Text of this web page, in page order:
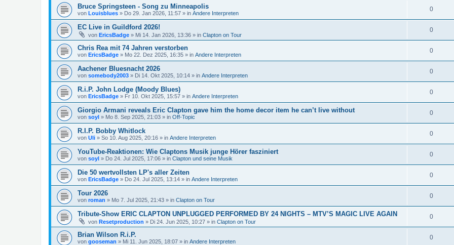
Bruce Springsteen - Song zu Minneapolis
von Louisblues » Do 29. Jan 2026, 11:57 » in Andere Interpreten
0
EC Live in Guildford 2026!
von EricsBadge » Mi 14. Jan 2026, 13:36 » in Clapton on Tour
0
Chris Rea mit 74 Jahren verstorben
von EricsBadge » Mo 22. Dez 2025, 16:35 » in Andere Interpreten
0
Aachener Bluesnacht 2026
von somebody2003 » Di 14. Okt 2025, 10:14 » in Andere Interpreten
0
R.i.P. John Lodge (Moody Blues)
von EricsBadge » Fr 10. Okt 2025, 15:57 » in Andere Interpreten
0
Giorgio Armani reveals Eric Clapton gave him the home decor item he can’t live without
von soyl » Mo 8. Sep 2025, 21:03 » in Off-Topic
0
R.I.P. Bobby Whitlock
von Uli » So 10. Aug 2025, 20:16 » in Andere Interpreten
0
YouTube-Reaktionen: Wie Claptons Musik junge Hörer fasziniert
von soyl » Do 24. Jul 2025, 17:06 » in Clapton und seine Musik
0
Die 50 wertvollsten LP's aller Zeiten
von EricsBadge » Do 24. Jul 2025, 13:14 » in Andere Interpreten
0
Tour 2026
von roman » Mo 7. Jul 2025, 21:43 » in Clapton on Tour
0
Tribute-Show ERIC CLAPTON UNPLUGGED PERFORMED BY 24 NIGHTS – MTV’S MAGIC LIVE AGAIN
von Resetproduction » Di 24. Jun 2025, 10:27 » in Clapton on Tour
0
Brian Wilson R.i.P.
von gooseman » Mi 11. Jun 2025, 18:07 » in Andere Interpreten
0